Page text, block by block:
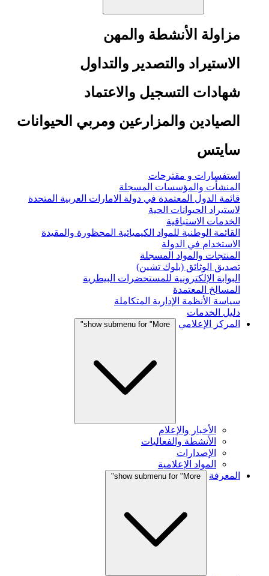
مزاولة الأنشطة والمهن
الاستيراد والتصدير والتداول
شهادات التسجيل والاعتماد
الصيادين والمزارعين ومربي الحيوانات
سايتس
استفسارات و مقترحات
المنشأت والمؤسسات المسجلة
قائمة الدول المعتمدة في دولة الامارات العربية المتحدة
لاستيراد الحيوانات الحية
الخدمات الاستباقية
القائمة الوطنية للمواد الكيميائية المحظورة والمقيدة
الاستخدام في الدولة
المنتجات والمواد المسجلة
تصديق الوثائق (بلوك تشين)
البوابة الإلكترونية للمستحضرات البيطرية
المسالخ المعتمدة
سياسة الأنظمة الإدارية المتكاملة
دليل الخدمات
المركز الإعلامي
show submenu for "More"
الأخبار والإعلام
الأنشطة والفعاليات
الإصدارات
المواد الإعلامية
المعرفة
show submenu for "More"